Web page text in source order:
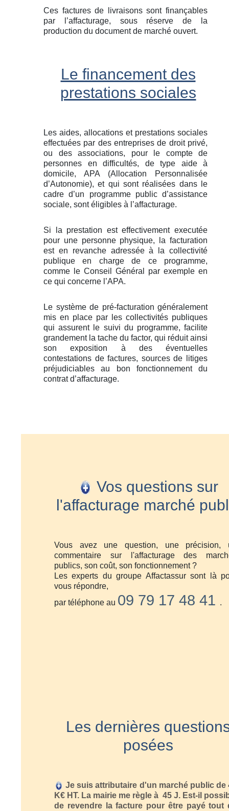
Ces factures de livraisons sont finançables
par l’affacturage, sous réserve de la
production du document de marché ouvert.
Le financement des
prestations sociales
Les aides, allocations et prestations sociales
effectuées par des entreprises de droit privé,
ou des associations, pour le compte de
personnes en difficultés, de type aide à
domicile, APA (Allocation Personnalisée
d’Autonomie), et qui sont réalisées dans le
cadre d’un programme public d’assistance
sociale, sont éligibles à l’affacturage.
Si la prestation est effectivement executée
pour une personne physique, la facturation
est en revanche adressée à la collectivité
publique en charge de ce programme,
comme le Conseil Général par exemple en
ce qui concerne l’APA.
Le système de pré-facturation généralement
mis en place par les collectivités publiques
qui assurent le suivi du programme, facilite
grandement la tache du factor, qui réduit ainsi
son exposition à des éventuelles
contestations de factures, sources de litiges
préjudiciables au bon fonctionnement du
contrat d’affacturage.
Vos questions sur
l'affacturage marché
Vous avez une question, une précision,
commentaire sur l'affacturage des
publics, son coût, son fonctionnement ?
Les experts du groupe Affactassur sont là
vous répondre,
par téléphone au 09 79 17 48 41 .
Les dernières
posées
Je suis attributaire d'un marché public de
K€ HT. La mairie me règle à 45 J. Est-il
de revendre la facture pour être payé tout